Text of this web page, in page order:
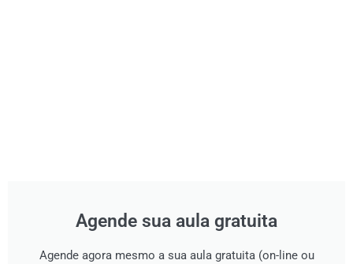
Agende sua aula gratuita
Agende agora mesmo a sua aula gratuita (on-line ou